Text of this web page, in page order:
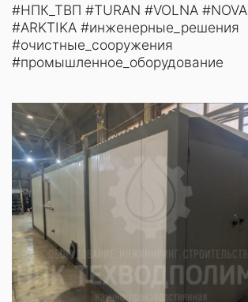
#НПК_ТВП #TURAN #VOLNA #NOVA
#ARKTIKA #инженерные_решения
#очистные_сооружения
#промышленное_оборудование